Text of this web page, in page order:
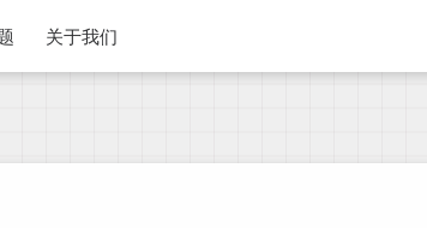
关于我们